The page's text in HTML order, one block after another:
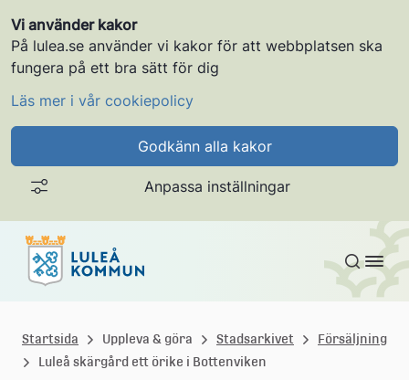
Vi använder kakor
På lulea.se använder vi kakor för att webbplatsen ska
fungera på ett bra sätt för dig
Läs mer i vår cookiepolicy
Godkänn alla kakor
Anpassa inställningar
Gå till innehållet
u
Startsida Uppleva & göra Stadsarkivet
Försäljning
Luleå skärgård ett örike i Bottenviken